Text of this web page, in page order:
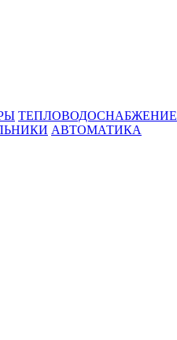
ТЕПЛОВОДОСНАБЖЕНИЕ
АВТОМАТИКА